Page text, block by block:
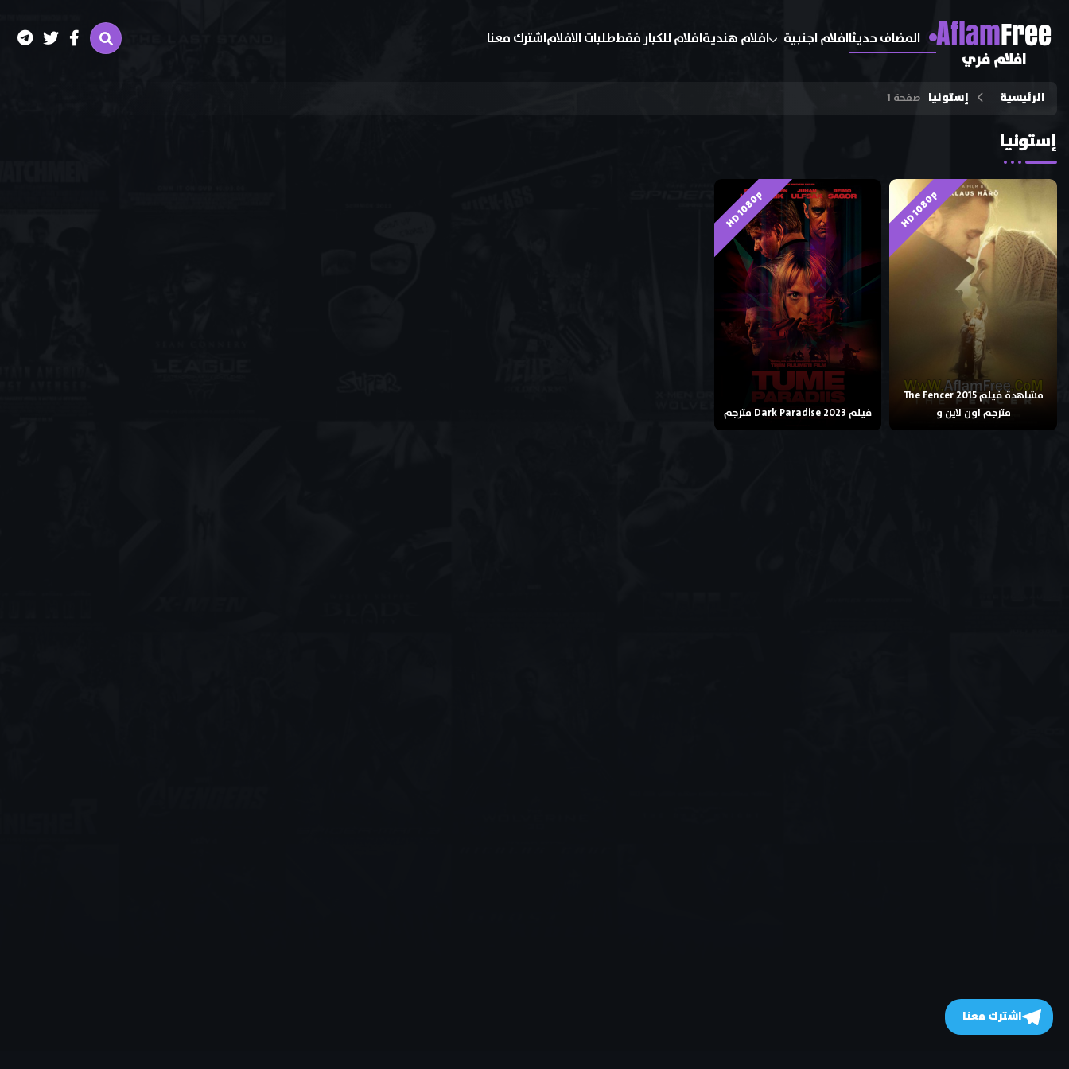
AflamFree
افلام فري
المضاف حديثاافلام اجنبية افلام هنديةافلام للكبار فقططلبات الافلاماشترك معنا
الرئيسية إستونيا صفحة 1
إستونيا
HD 1080p
مشاهدة فيلم The Fencer 2015
مترجم اون لاين و
HD 1080p
فيلم Dark Paradise 2023 مترجم
اشترك معنا